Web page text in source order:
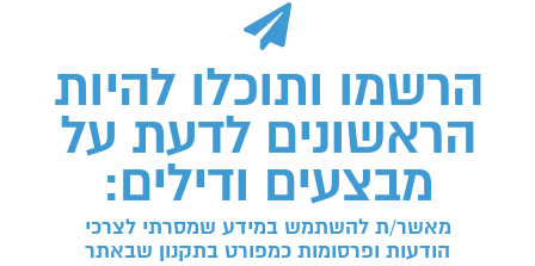
הרשמו ותוכלו להיות
הראשונים לדעת על
מבצעים ודילים:
מאשר/ת להשתמש במידע שמסרתי לצרכי
הודעות ופרסומות כמפורט בתקנון שבאתר